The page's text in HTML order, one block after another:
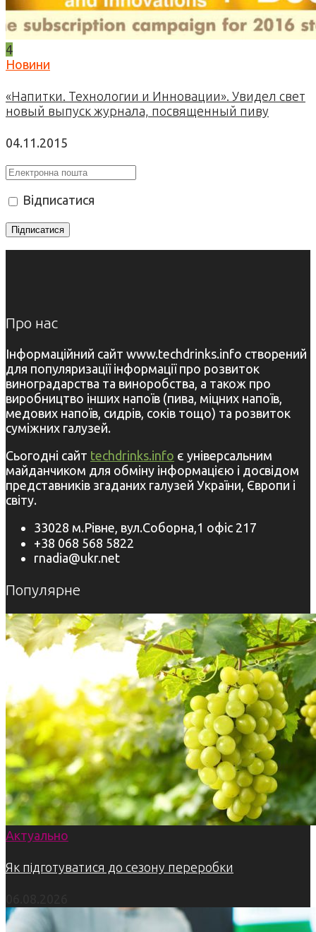
4
Новини
«Напитки. Технологии и Инновации». Увидел свет
новый выпуск журнала, посвященный пиву
04.11.2015
Відписатися
Про нас
Інформаційний сайт www.techdrinks.info створений
для популяризації інформації про розвиток
виноградарства та виноробства, а також про
виробництво інших напоїв (пива, міцних напоїв,
медових напоїв, сидрів, соків тощо) та розвиток
суміжних галузей.
Сьогодні сайт techdrinks.info є універсальним
майданчиком для обміну інформацією і досвідом
представників згаданих галузей України, Європи і
світу.
33028 м.Рівне, вул.Соборна,1 офіс 217
+38 068 568 5822
rnadia@ukr.net
Популярне
Актуально
Як підготуватися до сезону переробки